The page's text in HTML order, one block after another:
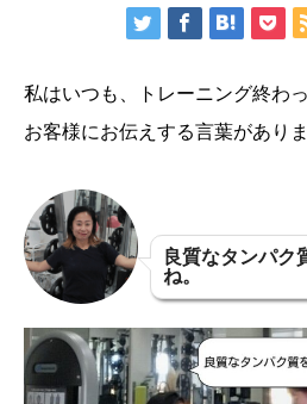
私はいつも、トレーニング終わ
お客様にお伝えする言葉がありま
良質なタンパク
ね。